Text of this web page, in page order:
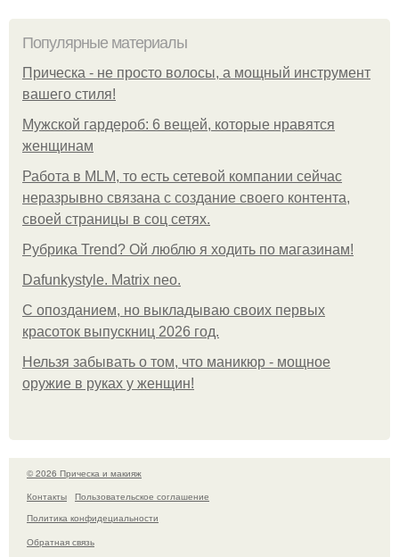
Популярные материалы
Прическа - не просто волосы, а мощный инструмент
вашего стиля!
Мужской гардероб: 6 вещей, которые нравятся
женщинам
Работа в MLM, то есть сетевой компании сейчас
неразрывно связана с создание своего контента,
своей страницы в соц сетях.
Рубрика Trend? Ой люблю я ходить по магазинам!
Dafunkystyle. Matrix neo.
С опозданием, но выкладываю своих первых
красоток выпускниц 2026 год.
Нельзя забывать о том, что маникюр - мощное
оружие в руках у женщин!
© 2026 Прическа и макияж
Контакты
Пользовательское соглашение
Политика конфидециальности
Обратная связь